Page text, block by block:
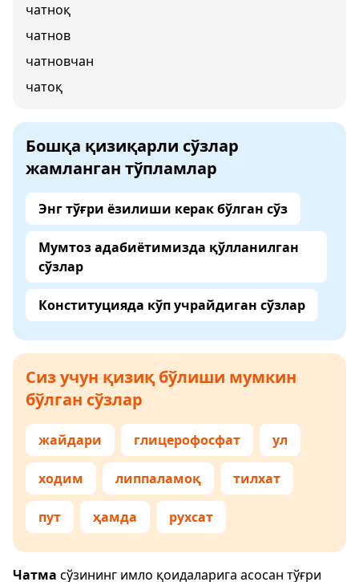
чатноқ
чатнов
чатновчан
чатоқ
Бошқа қизиқарли сўзлар
жамланган тўпламлар
Энг тўғри ёзилиши керак бўлган сўз
Мумтоз адабиётимизда қўлланилган
сўзлар
Конституцияда кўп учрайдиган сўзлар
Сиз учун қизиқ бўлиши мумкин
бўлган сўзлар
жайдари глицерофосфат ул
ходим липпаламоқ тилхат
пут ҳамда рухсат
Чатма сўзининг имло қоидаларига асосан тўғри